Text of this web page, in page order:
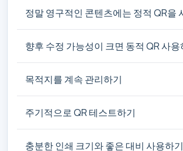
정말 영구적인 콘텐츠에는 정적 QR을
향후 수정 가능성이 크면 동적 QR 사용
목적지를 계속 관리하기
주기적으로 QR 테스트하기
충분한 인쇄 크기와 좋은 대비 사용하기